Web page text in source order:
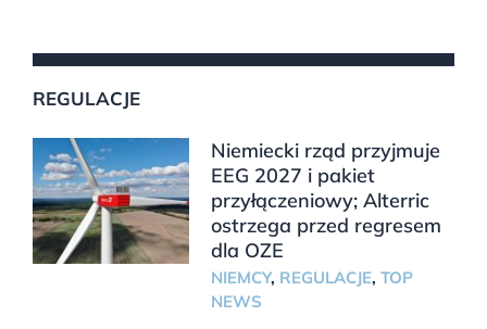
REGULACJE
Niemiecki rząd przyjmuje
EEG 2027 i pakiet
przyłączeniowy; Alterric
ostrzega przed regresem
dla OZE
NIEMCY, REGULACJE, TOP
NEWS